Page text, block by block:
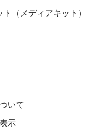
（メディアキット）
いて
示